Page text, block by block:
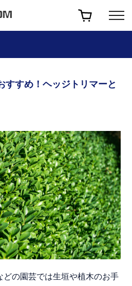
すすめ！ヘッジトリマーと
どの園芸では生垣や植木のお手